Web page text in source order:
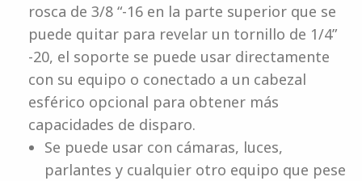
rosca de 3/8 “-16 en la parte superior que se
puede quitar para revelar un tornillo de 1/4”
-20, el soporte se puede usar directamente
con su equipo o conectado a un cabezal
esférico opcional para obtener más
capacidades de disparo.
Se puede usar con cámaras, luces,
parlantes y cualquier otro equipo que pese